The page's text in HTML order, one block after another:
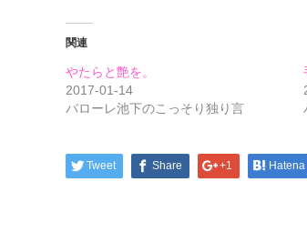
し
共
有
(新
し
い
ド
ウ
で
ク
リ
ッ
ク
し
さ
(新
い
ド
ウ
で
関連
やたらと艶を。
2017-01-14
バローレ池下のこっそり独り言
Tweet Share +1 Hatena